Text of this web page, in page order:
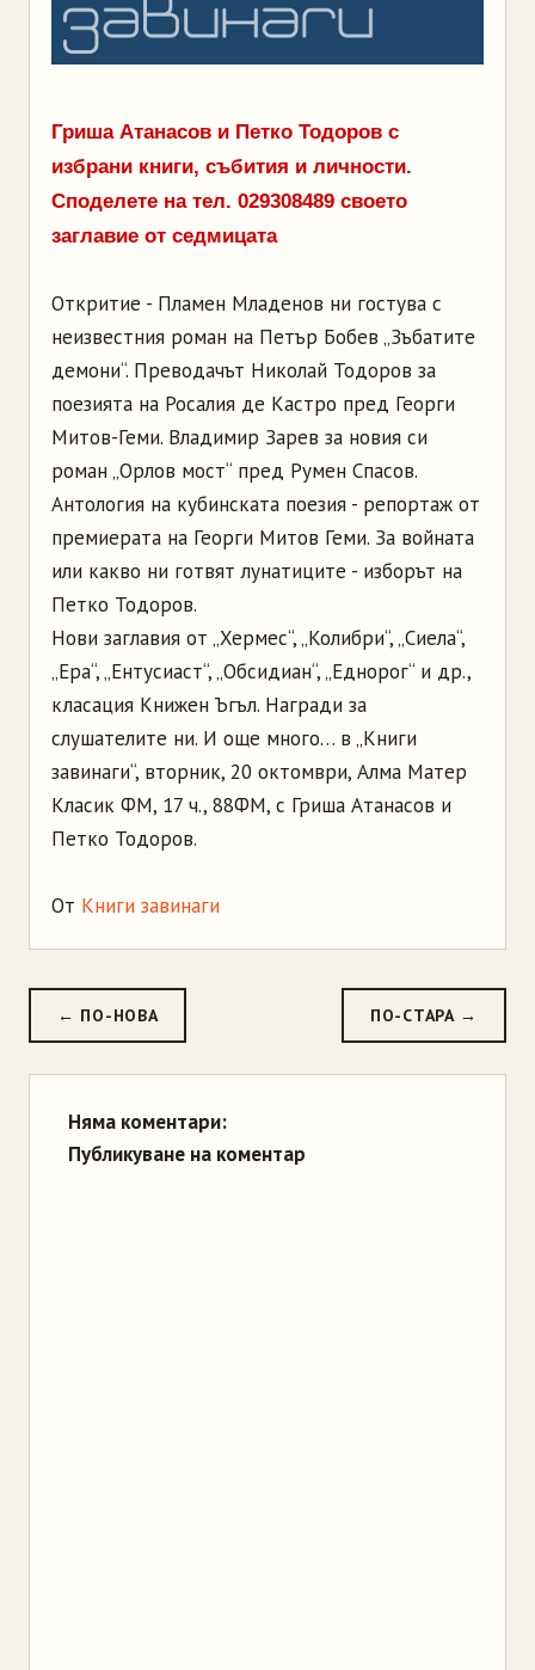
Гриша Атанасов и Петко Тодоров с
избрани книги, събития и личности.
Споделете на тел. 029308489 своето
заглавие от седмицата
Откритие - Пламен Младенов ни гостува с
неизвестния роман на Петър Бобев „Зъбатите
демони“. Преводачът Николай Тодоров за
поезията на Росалия де Кастро пред Георги
Митов-Геми. Владимир Зарев за новия си
роман „Орлов мост“ пред Румен Спасов.
Антология на кубинската поезия - репортаж от
премиерата на Георги Митов Геми. За войната
или какво ни готвят лунатиците - изборът на
Петко Тодоров.
Нови заглавия от „Хермес“, „Колибри“, „Сиела“,
„Ера“, „Ентусиаст“, „Обсидиан“, „Еднорог“ и др.,
класация Книжен Ъгъл. Награди за
слушателите ни. И още много… в „Книги
завинаги“, вторник, 20 октомври, Алма Матер
Класик ФМ, 17 ч., 88ФМ, с Гриша Атанасов и
Петко Тодоров.
От Книги завинаги
← ПО-НОВА ПО-СТАРА →
Няма коментари:
Публикуване на коментар